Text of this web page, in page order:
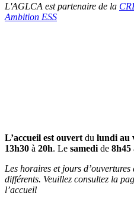
L'AGLCA est partenaire de la
Ambition ESS
L’accueil est ouvert du lundi au
13h30 à 20h. Le samedi de 8h45
Les horaires et jours d’ouvertures
différents. Veuillez consultez la
l’accueil